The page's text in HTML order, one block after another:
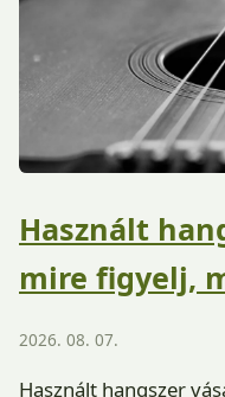
Használt
mire figyelj,
2026. 08. 07.
Használt hangszer